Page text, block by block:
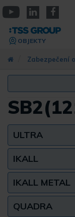
Přejít
k
hlavnímu
obsahuOBJEKTY
Zabezpečení
ULTRA
IKALL
IKALL METAL
QUADRA